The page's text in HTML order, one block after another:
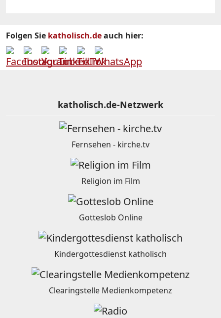
Folgen Sie katholisch.deauch hier:
katholisch.de-Netzwerk
Fernsehen - kirche.tv
Religion im Film
Gotteslob Online
Kindergottesdienst katholisch
Clearingstelle Medienkompetenz